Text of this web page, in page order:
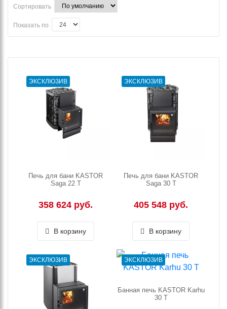
Сортировать
Показать по
ЭКСКЛЮЗИВ
Печь для бани KASTOR
Saga 22 T
358 624 руб.
В корзину
ЭКСКЛЮЗИВ
Печь для бани KASTOR
Saga 30 T
405 548 руб.
В корзину
ЭКСКЛЮЗИВ ЭКСКЛЮЗИВ
Банная печь KASTOR Karhu
30 T